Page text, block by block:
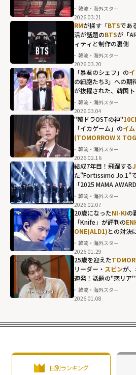
単独バラエティ"
width="304"
height="203"
loading="lazy"
fetchpriority="h
igh">
せ"が熱狂を呼んだ「
韓流・海外スター
2026.03.21
RMが探す「BTSであ
活が話題のBTSが「
ィティと制作の裏側
韓流・海外スター
2026.03.20
「暴君のシェフ」の
の細胞たち3」への期
が抜擢された、韓国
ジックバンク」の歴代
韓流・海外スター
2026.03.04
10CMだからこそ
のマッチング！
「イカゲーム」
のイム・シワ
ン、ヨンジュン
(TOMORROW X
TOGETHER)らが
顔を揃えた
「THE
SEASONS」年末
特番"
width="304"
loading="lazy"
"韓ドラOSTの神"
「イカゲーム」のイ
(TOMORROW X
「THE SEASONS」年
韓流・海外スター
2026.02.16
結成7年目！飛躍する
た"Fortissimo Jo.1"
「2025 MAMA
ンス
韓流・海外スター
2026.02.07
20歳になったNI-KIの
「Knife」が評判の
ONE(ALD1)との対決
隈の首位争い
韓流・海外スター
2026.01.29
25歳を迎えた
リーダー・ スビンが
連発！話題の"恋リア
向も...
韓流・海外スター
2026.01.08
日別ランキング